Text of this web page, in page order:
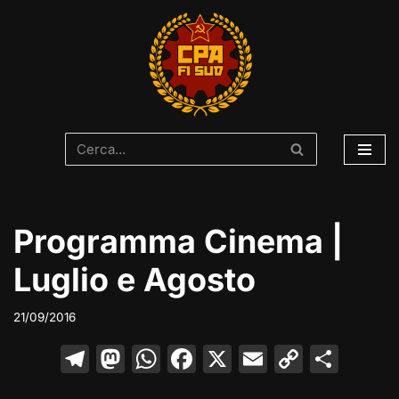
Programma Cinema |
Luglio e Agosto
21/09/2016
T M W F X E C